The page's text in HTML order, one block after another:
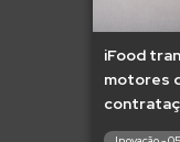
iFood
motores